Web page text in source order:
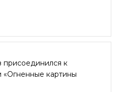
присоединился к
«Огненные картины